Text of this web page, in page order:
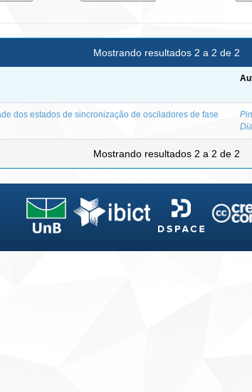
Mostrando resultados 2 a 2 de 2
dos estados de sincronização de osciladores de fase
Mostrando resultados 2 a 2 de 2